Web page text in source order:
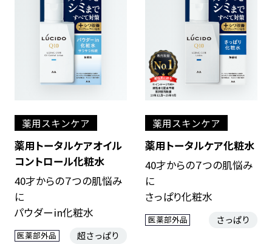
薬用スキンケア
薬用トータルケアオイル
コントロール化粧水
40才からの７つの肌悩み
に
パウダーin化粧水
医薬部外品 超さっぱり
薬用スキンケア
薬用トータルケア化粧水
40才からの７つの肌悩み
に
さっぱり化粧水
医薬部外品 さっぱり